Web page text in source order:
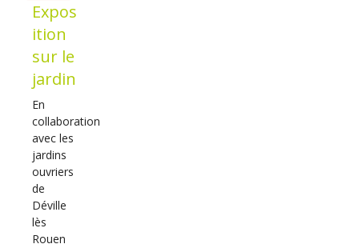
Expos
ition
sur le
jardin
En
collaboration
avec les
jardins
ouvriers
de
Déville
lès
Rouen